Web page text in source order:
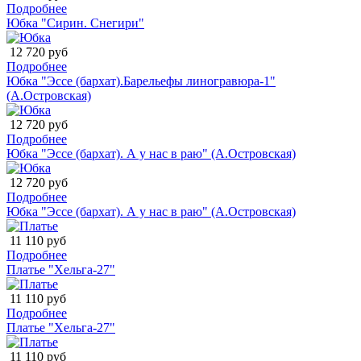
Подробнее
Юбка "Сирин. Снегири"
12 720 руб
Подробнее
Юбка "Эссе (бархат).Барельефы линогравюра-1"
(А.Островская)
12 720 руб
Подробнее
Юбка "Эссе (бархат). А у нас в раю" (А.Островская)
12 720 руб
Подробнее
Юбка "Эссе (бархат). А у нас в раю" (А.Островская)
11 110 руб
Подробнее
Платье "Хельга-27"
11 110 руб
Подробнее
Платье "Хельга-27"
11 110 руб